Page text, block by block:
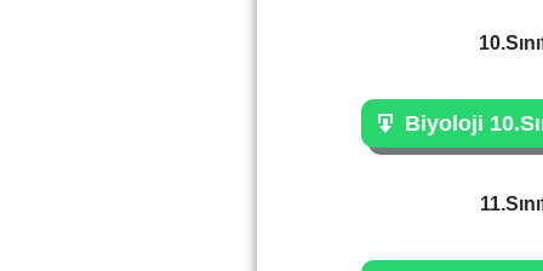
Biyoloji